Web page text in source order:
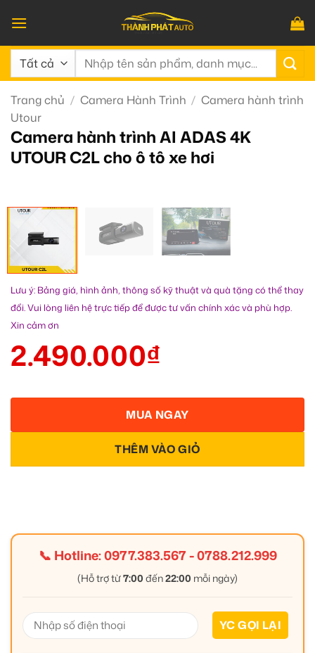
qua
nội
dung
Tìm
Trang chủ / Camera Hành Trình / Camera hành trình
Utour
Camera hành trình AI ADAS 4K
UTOUR C2L cho ô tô xe hơi
Lưu ý: Bảng giá, hình ảnh, thông số kỹ thuật và quà tặng có thể thay
đổi. Vui lòng liên hệ trực tiếp để được tư vấn chính xác và phù hợp.
Xin cảm ơn
2.490.000₫
THÊM VÀO GIỎ
MUA NGAY
📞 Hotline:0977.383.567-0788.212.999
(Hỗ trợ từ7:00 đến22:00 mỗi ngày)